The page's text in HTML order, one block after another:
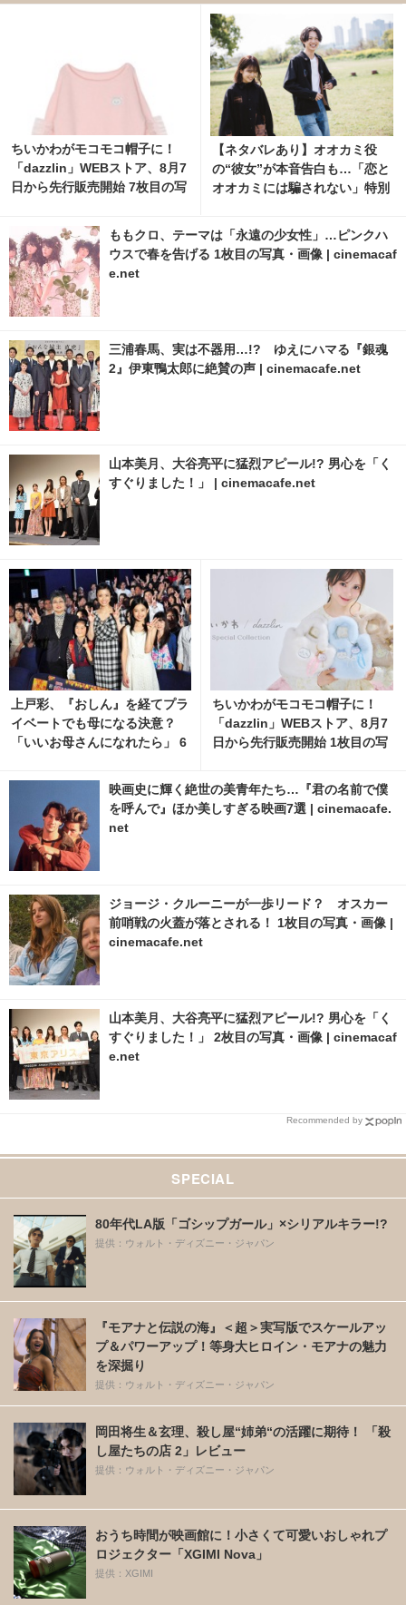
ちいかわがモコモコ帽子に！
「dazzlin」WEBストア、8月7
日から先行販売開始 7枚目の写
【ネタバレあり】オオカミ役
の“彼女”が本音告白も…「恋と
オオカミには騙されない」特別
像 | cinemacafe.net
ももクロ、テーマは「永遠の少女性」…ピンクハ
ウスで春を告げる 1枚目の写真・画像 | cinemacaf
e.net
三浦春馬、実は不器用…!? ゆえにハマる『銀魂
2』伊東鴨太郎に絶賛の声 | cinemacafe.net
山本美月、大谷亮平に猛烈アピール!? 男心を「く
すぐりました！」 | cinemacafe.net
上戸彩、『おしん』を経てプラ
イベートでも母になる決意？
「いいお母さんになれたら」 6
e.net
ちいかわがモコモコ帽子に！
「dazzlin」WEBストア、8月7
日から先行販売開始 1枚目の写
映画史に輝く絶世の美青年たち…『君の名前で僕
を呼んで』ほか美しすぎる映画7選 | cinemacafe.
net
ジョージ・クルーニーが一歩リード？ オスカー
前哨戦の火蓋が落とされる！ 1枚目の写真・画像 |
cinemacafe.net
山本美月、大谷亮平に猛烈アピール!? 男心を「く
すぐりました！」 2枚目の写真・画像 | cinemacaf
e.net
Recommended by
SPECIAL
80年代LA版「ゴシップガール」×シリアルキラー!?
提供：ウォルト・ディズニー・ジャパン
『モアナと伝説の海』＜超＞実写版でスケールアッ
プ＆パワーアップ！等身大ヒロイン・モアナの魅力
を深掘り
提供：ウォルト・ディズニー・ジャパン
岡田将生＆玄理、殺し屋“姉弟“の活躍に期待！ 「殺
し屋たちの店 2」レビュー
提供：ウォルト・ディズニー・ジャパン
おうち時間が映画館に！小さくて可愛いおしゃれプ
ロジェクター「XGIMI Nova」
提供：XGIMI